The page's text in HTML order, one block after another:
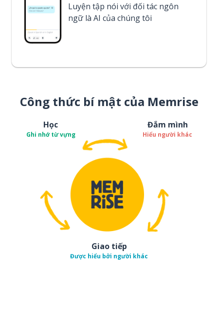
Luyện tập nói với đối tác ngôn
ngữ là AI của chúng tôi
Công thức bí mật của Memrise
Học
Ghi nhớ từ vựng
Đắm mình
Hiểu người khác
Giao tiếp
Được hiểu bởi người khác